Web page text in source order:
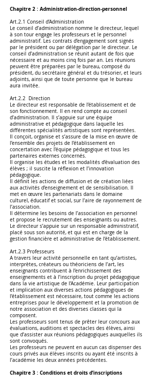
Chapitre 2 : Administration-direction-personnel
Art.2.1 Conseil d’Administration
Le conseil d’administration nomme le directeur, lequel
à son tour engage les professeurs et le personnel
administratif. Les contrats d’engagement sont signés
par le président ou par délégation par le directeur. Le
conseil d’administration se réunit autant de fois que
nécessaire et au moins cinq fois par an. Les réunions
peuvent être préparées par le bureau, composé du
président, du secrétaire général et du trésorier, et leurs
adjoints, ainsi que de toute personne que le bureau
aura invitée.
Art.2.2 Direction
Le directeur est responsable de l’établissement et de
son fonctionnement. Il en rend compte au conseil
d’administration. Il s’appuie sur une équipe
administrative et pédagogique dans laquelle les
différentes spécialités artistiques sont représentées.
Il conçoit, organise et s’assure de la mise en œuvre de
l’ensemble des projets de l’établissement en
concertation avec l’équipe pédagogique et tous les
partenaires externes concernés.
Il organise les études et les modalités d’évaluation des
élèves ; il suscite la réflexion et l’innovation
pédagogique.
Il définit les actions de diffusion et de création liées
aux activités d’enseignement et de sensibilisation. Il
met en œuvre les partenariats dans le domaine
culturel, éducatif et social, sur l’aire de rayonnement de
l’association.
Il détermine les besoins de l’association en personnel
et propose le recrutement des enseignants ou autres.
Le directeur s’appuie sur un responsable administratif,
placé sous son autorité, et qui est en charge de la
gestion financière et administrative de l’établissement.
Art.2.3 Professeurs
A travers leur activité personnelle en tant qu’artistes,
interprètes, créateurs ou théoriciens de l’art, les
enseignants contribuent à l’enrichissement des
enseignements et à l’inscription du projet pédagogique
dans la vie artistique de l’Académie. Leur participation
et implication aux diverses actions pédagogiques de
l’établissement est nécessaire, tout comme les actions
entreprises pour le développement et la promotion de
notre association et des diverses classes qui la
composent.
Les professeurs sont tenus de prêter leur concours aux
évaluations, auditions et spectacles des élèves, ainsi
que d’assister aux réunions pédagogiques auxquelles ils
sont convoqués.
Les professeurs ne peuvent en aucun cas dispenser des
cours privés aux élèves inscrits ou ayant été inscrits à
l’académie les deux années précédentes.
Chapitre 3 : Conditions et droits d’inscriptions